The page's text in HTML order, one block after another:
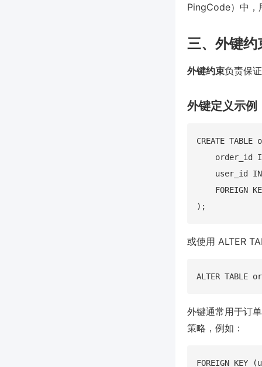
PingCode）中，
三、外键约
外键约束负责保
外键定义示例
CREATE
order_id
user_id
FOREIGN
或使用 ALTER
外键通常用于订
策略，例如：